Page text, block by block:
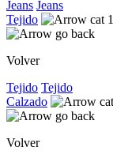
Jeans Jeans
Tejido
Volver
Tejido Tejido
Calzado
Volver